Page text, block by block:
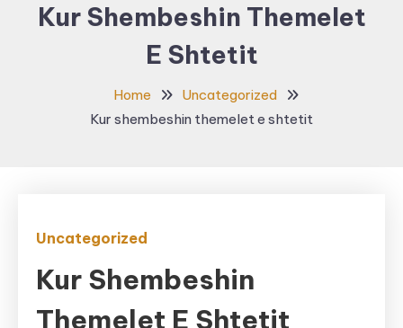
Kur Shembeshin Themelet
E Shtetit
Home
Uncategorized
Kur shembeshin themelet e shtetit
Uncategorized
Kur Shembeshin
Themelet E Shtetit